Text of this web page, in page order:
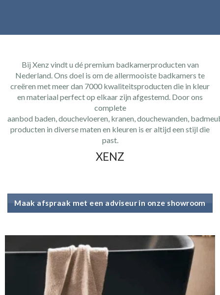
Bij Xenz vindt u dé premium badkamerproducten van
Nederland. Ons doel is om de allermooiste badkamers te
creëren met meer dan 7000 kwaliteitsproducten die in kleur
en materiaal perfect op elkaar zijn afgestemd. Door ons
complete
aanbod baden, douchevloeren, kranen, douchewanden,
producten in diverse maten en kleuren is er altijd een stijl die
past.
XENZ
Maak afspraak met een adviseur in onze showroom